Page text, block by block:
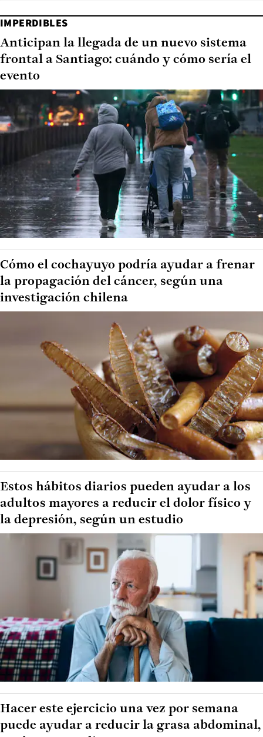
IMPERDIBLES
Anticipan la llegada de un nuevo sistema
frontal a Santiago: cuándo y cómo sería el
evento
Cómo el cochayuyo podría ayudar a frenar
la propagación del cáncer, según una
investigación chilena
Estos hábitos diarios pueden ayudar a los
adultos mayores a reducir el dolor físico y
la depresión, según un estudio
Hacer este ejercicio una vez por semana
puede ayudar a reducir la grasa abdominal,